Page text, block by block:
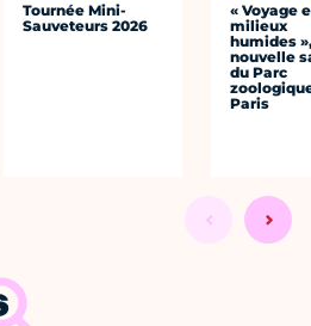
Tournée Mini-
Sauveteurs 2026
« Voyage
milieux
humides
nouvelle
du Parc
Paris